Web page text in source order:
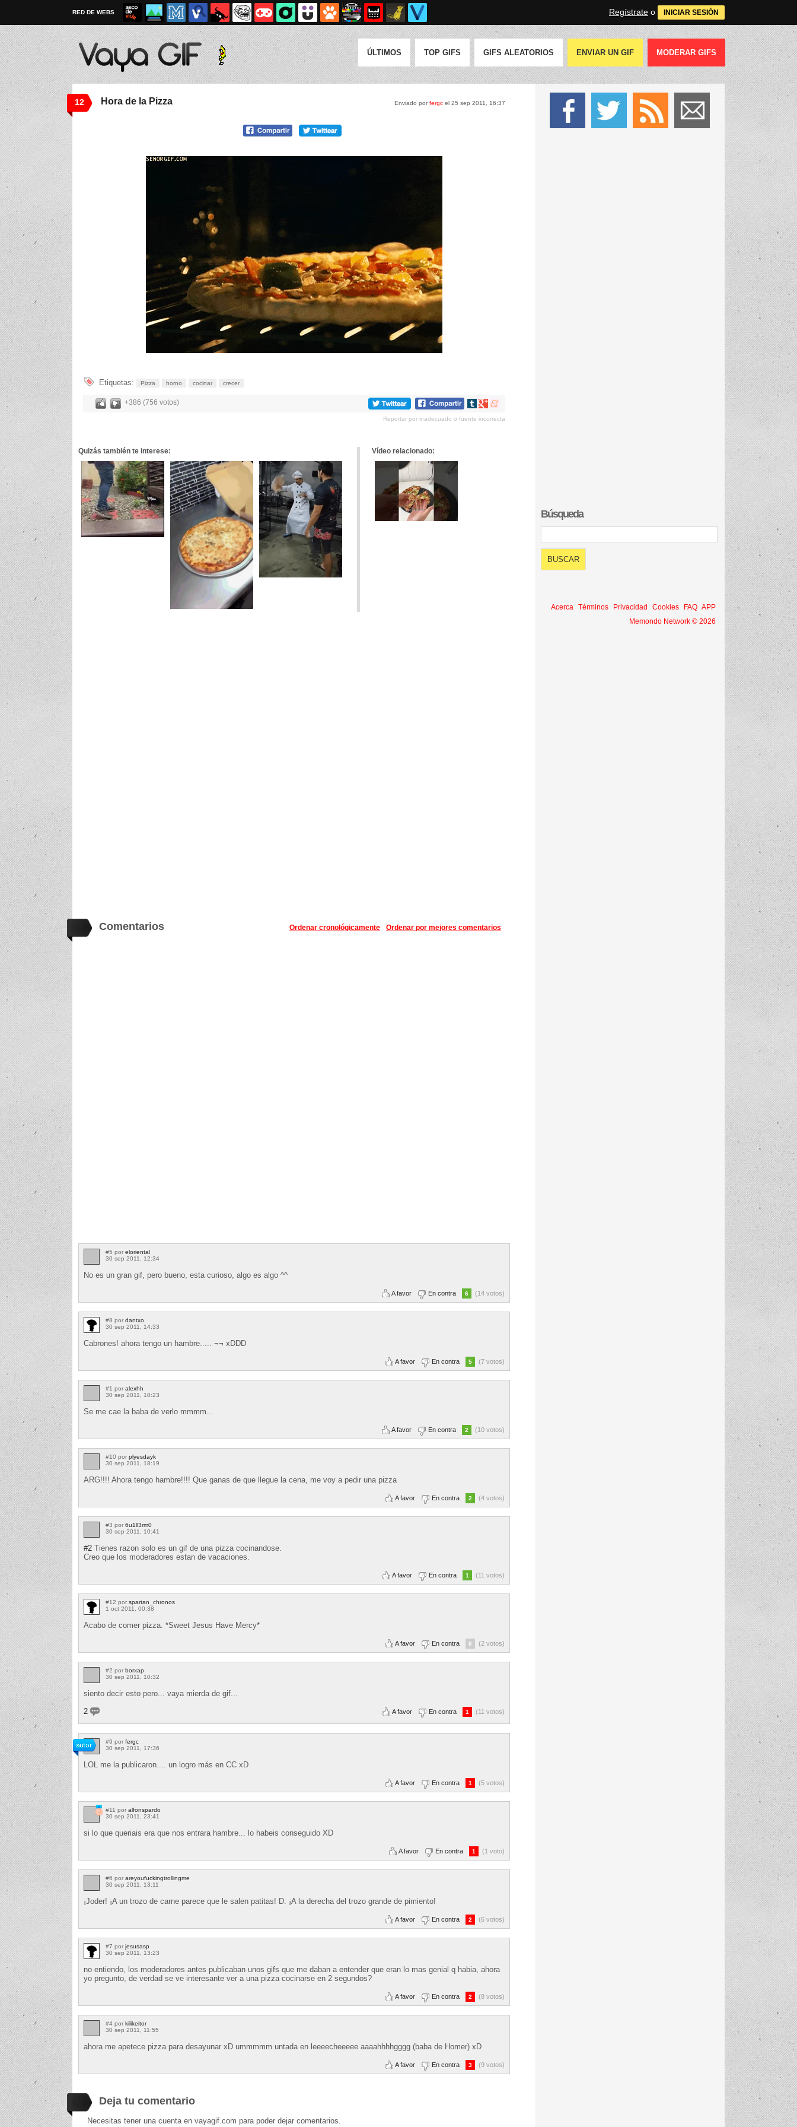
RED DE WEBS Regístrate o INICIAR SESIÓN
ÚLTIMOS TOP GIFS GIFS ALEATORIOS ENVIAR UN GIF MODERAR GIFS
12 Enviado porfergc el 25 sep 2011, 16:37
Hora de la Pizza
Etiquetas: Pizza horno cocinar crecer
+386 (756 votos)
Compartir
tumblr
Compartir
Google+
Compartir
meneame
Reportar por inadecuado o fuente incorrecta
Quizás también te interese: Vídeo relacionado:
Comentarios Ordenar por mejores comentarios
Ordenar cronológicamente
#5 por eloriental
30 sep 2011, 12:34
No es un gran gif, pero bueno, esta curioso, algo es algo ^^
A favor En contra 6 (14 votos)
#8 por dantxo
30 sep 2011, 14:33
Cabrones! ahora tengo un hambre..... ¬¬ xDDD
A favor En contra 5 (7 votos)
#1 por alexhh
30 sep 2011, 10:23
Se me cae la baba de verlo mmmm...
A favor En contra 2 (10 votos)
#10 por plyesdayk
30 sep 2011, 18:19
ARG!!!! Ahora tengo hambre!!!! Que ganas de que llegue la cena, me voy a pedir una pizza
A favor En contra 2 (4 votos)
#3 por 6u1ll3rm0
30 sep 2011, 10:41
#2 Tienes razon solo es un gif de una pizza cocinandose.
Creo que los moderadores estan de vacaciones.
A favor En contra 1 (11 votos)
#12 por spartan_chronos
1 oct 2011, 00:38
Acabo de comer pizza. *Sweet Jesus Have Mercy*
A favor En contra 0 (2 votos)
#2 por borxap
30 sep 2011, 10:32
siento decir esto pero... vaya mierda de gif...
2
A favor En contra 1 (11 votos)
#9 por fergc
30 sep 2011, 17:36
LOL me la publicaron.... un logro más en CC xD
A favor En contra 1 (5 votos)
#11 por alfonspardo
30 sep 2011, 23:41
si lo que queriais era que nos entrara hambre... lo habeis conseguido XD
A favor En contra 1 (1 voto)
#6 por areyoufuckingtrollingme
30 sep 2011, 13:11
¡Joder! ¡A un trozo de carne parece que le salen patitas! D: ¡A la derecha del trozo grande de pimiento!
A favor En contra 2 (6 votos)
#7 por jesusasp
30 sep 2011, 13:23
no entiendo, los moderadores antes publicaban unos gifs que me daban a entender que eran lo mas genial q habia, ahora
yo pregunto, de verdad se ve interesante ver a una pizza cocinarse en 2 segundos?
A favor En contra 2 (8 votos)
#4 por kilikeitor
30 sep 2011, 11:55
ahora me apetece pizza para desayunar xD ummmmm untada en leeeecheeeee aaaahhhhgggg (baba de Homer) xD
A favor En contra 3 (9 votos)
Deja tu comentario
Necesitas tener una cuenta en vayagif.com para poder dejar comentarios.
Búsqueda
Acerca Términos Privacidad Cookies FAQ APP
Memondo Network © 2026